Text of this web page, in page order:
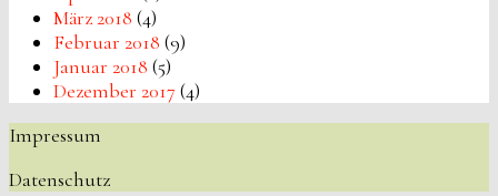
März 2018 (4)
Februar 2018 (9)
Januar 2018 (5)
Dezember 2017 (4)
Impressum
Datenschutz